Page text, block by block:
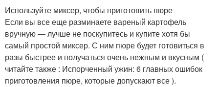
Используйте миксер, чтобы приготовить пюре
Если вы все еще разминаете вареный картофель
вручную — лучше не поскупитесь и купите хотя бы
самый простой миксер. С ним пюре будет готовиться в
разы быстрее и получаться очень нежным и вкусным (
читайте также : Испорченный ужин: 6 главных ошибок
приготовления пюре, которые допускают все ).